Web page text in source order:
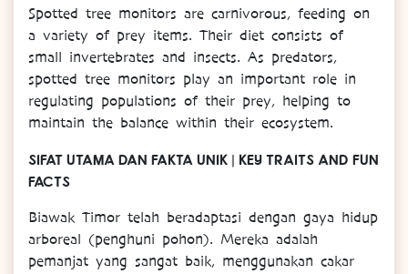
Spotted tree monitors are carnivorous, feeding on
a variety of prey items. Their diet consists of
small invertebrates and insects. As predators,
spotted tree monitors play an important role in
regulating populations of their prey, helping to
maintain the balance within their ecosystem.
SIFAT UTAMA DAN FAKTA UNIK | KEY TRAITS AND FUN
FACTS
Biawak Timor telah beradaptasi dengan gaya hidup
arboreal (penghuni pohon). Mereka adalah
pemanjat yang sangat baik, menggunakan cakar